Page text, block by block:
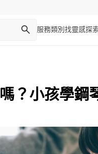
服務類別 找靈感探
？小孩學鋼